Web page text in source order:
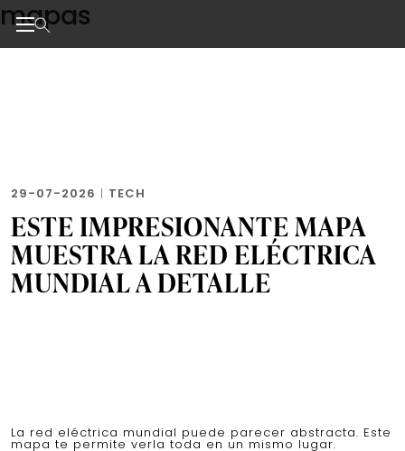
Skip
to
the
mapas
29-07-2026 | TECH
ESTE IMPRESIONANTE MAPA
MUESTRA LA RED ELÉCTRICA
MUNDIAL A DETALLE
La red eléctrica mundial puede parecer abstracta. Este
mapa te permite verla toda en un mismo lugar.